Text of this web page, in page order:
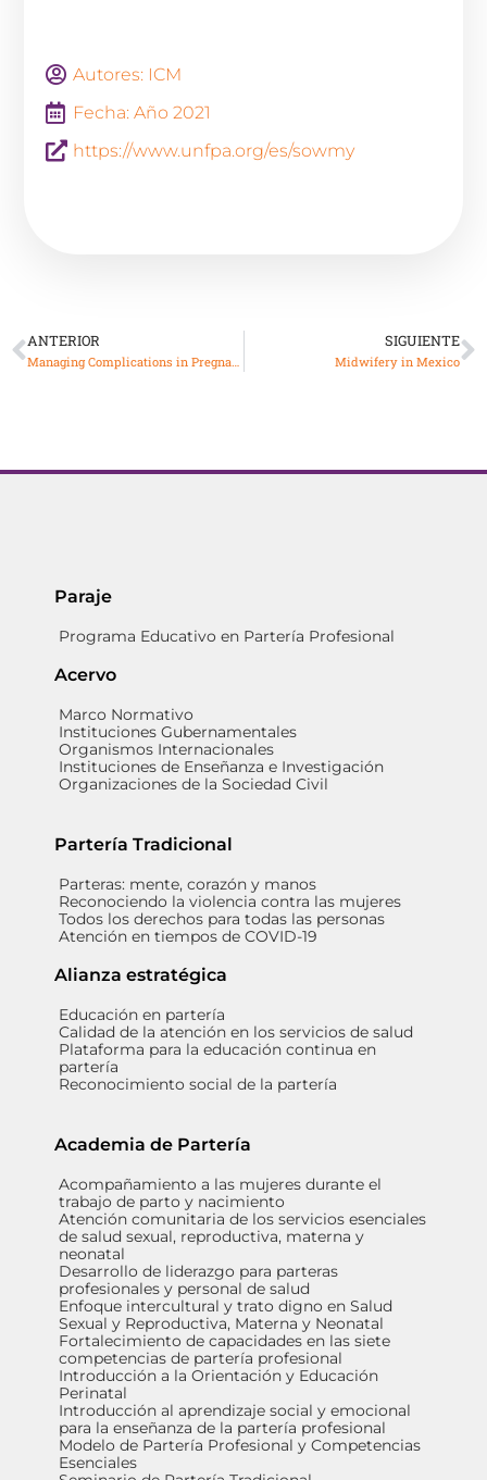
Autores: ICM
Fecha: Año 2021
https://www.unfpa.org/es/sowmy
ANTERIOR
Managing Complications in Pregnancy and Childbirth: A guide for midwives and doctors
SIGUIENTE
Midwifery in Mexico
Paraje
Programa Educativo en Partería Profesional
Acervo
Marco Normativo
Instituciones Gubernamentales
Organismos Internacionales
Instituciones de Enseñanza e Investigación
Organizaciones de la Sociedad Civil
Partería Tradicional
Parteras: mente, corazón y manos
Reconociendo la violencia contra las mujeres
Todos los derechos para todas las personas
Atención en tiempos de COVID-19
Alianza estratégica
Educación en partería
Calidad de la atención en los servicios de salud
Plataforma para la educación continua en
partería
Reconocimiento social de la partería
Academia de Partería
Acompañamiento a las mujeres durante el
trabajo de parto y nacimiento
Atención comunitaria de los servicios esenciales
de salud sexual, reproductiva, materna y
neonatal
Desarrollo de liderazgo para parteras
profesionales y personal de salud
Enfoque intercultural y trato digno en Salud
Sexual y Reproductiva, Materna y Neonatal
Fortalecimiento de capacidades en las siete
competencias de partería profesional
Introducción a la Orientación y Educación
Perinatal
Introducción al aprendizaje social y emocional
para la enseñanza de la partería profesional
Modelo de Partería Profesional y Competencias
Esenciales